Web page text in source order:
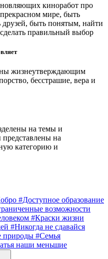
киноработ про
мире, быть
быть понятым, найти
правильный выбор
жизнеутверждающим
бесстрашие, вера и
на темы и
на
категорию и
#Доступное образование
возможности
#Краски жизни
#Никогда не сдавайся
природы #Семья
наши меньшие